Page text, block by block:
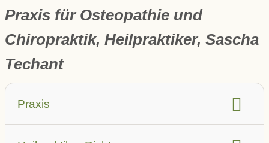
Praxis für Osteopathie und
Chiropraktik, Heilpraktiker, Sascha
Techant
Praxis